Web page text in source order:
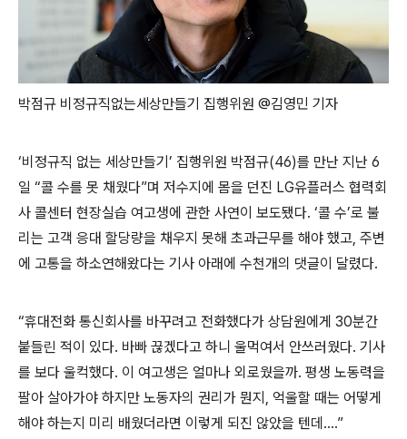
박점규 비정규직없는세상만들기 집행위원 @김영민 기자
‘비정규직 없는 세상만들기’ 집행위원 박점규(46)를 만난 지난 6
일 “콜 수를 못 채웠다”며 저수지에 몸을 던진 LG유플러스 협력회
사 콜센터 현장실습 여고생에 관한 사연이 보도됐다. ‘콜 수’로 불
리는 고객 응대 할당량을 채우지 못해 초과근무를 해야 했고, 주변
에 고통을 하소연해왔다는 기사 아래에 수천개의 댓글이 달렸다.
“휴대전화 통신회사를 바꾸려고 전화했다가 상담원에게 30분간
붙들린 적이 있다. 바빠 끊겠다고 하니 울먹여서 안쓰러웠다. 기사
를 보다 울컥했다. 이 여고생은 얼마나 외로웠을까. 평생 노동력을
팔아 살아가야 하지만 노동자의 권리가 뭔지, 억울할 때는 어떻게
해야 하는지 미리 배웠더라면 이렇게 되진 않았을 텐데….”